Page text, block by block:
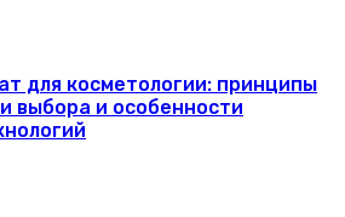
для косметологии: принципы
выбора и особенности